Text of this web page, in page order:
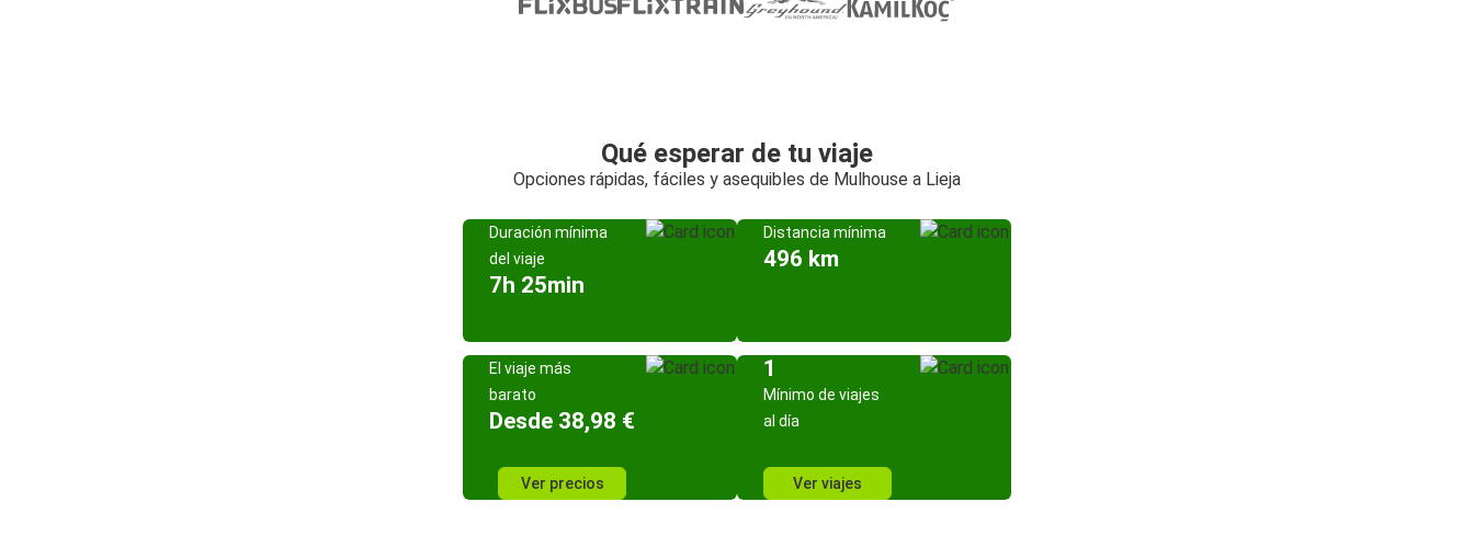
Qué esperar de tu viaje
Opciones rápidas, fáciles y asequibles de Mulhouse a Lieja
Duración mínima
del viaje
7h 25min
Distancia mínima
496 km
El viaje más
barato
Desde 38,98 €
Ver precios
1
Mínimo de viajes
al día
Ver viajes